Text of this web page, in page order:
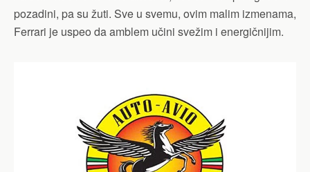
pozadini, pa su žuti. Sve u svemu, ovim malim izmenama,
Ferrari je uspeo da amblem učini svežim i energičnijim.